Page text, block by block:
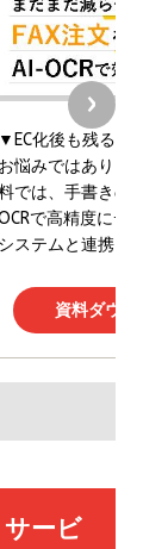
コで学んだ失敗
る
株式投資
デザイン
る
」から「高め合う
る